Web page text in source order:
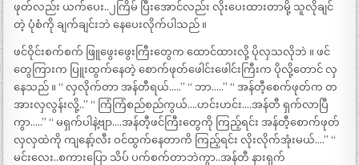
ဖုတ်လည်း ယက်ပေး..၂ကြိမ် ပြီးအောင်လည်း လိုးပေးထားတာမို့ သူလိုချင်
တဲ့ ပုံစံကို ချက်ချင်းဘဲ နေပေးလိုက်ပါသည် ။
ဖင်ဝိုင်းစက်စက် ဖြူဖွေးဖွေးကြီးတွေက ထောင်ထားလို့ ပိုလှသလိုဘဲ ။ ဖင်
တွေကြားက ပြူးထွက်နေတဲ့ စောက်ဖုတ်ဖေါင်းဖေါင်းကြီးက ပိုလို့တောင် လှ
နေသည် ။ “ လှလိုက်တာ အန်တီရယ်…..” “ ဘာ…..” “ အန်တီ့စေက်ဖုတ်က တ
အားလှလွန်းလို့..” “ ကြံကြံစည်စည်ကွယ်….ဟင်းဟင်း….အန်တီ ရှက်လာပြီ
ကွာ…..” “ မရှက်ပါနဲ့ဗျာ….အန်တီ့ဖင်ကြီးတွေကို ကြည့်ရင်း အန်တီ့စောက်ဖုတ်
လှလှထဲကို ကျနော့်လီး ဝင်ထွက်နေတာကိ ကြည့်ရင်း လိုးလိုက်အုံးမယ်….” “
မင်းလေး..စကားပြော သိပ် ပက်စက်တာဘဲကွာ..အန်တီ နားရှက်